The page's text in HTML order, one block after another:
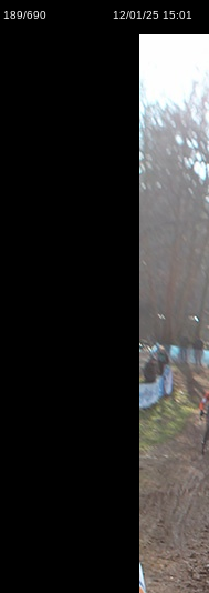
189/690 12/01/25 15:01